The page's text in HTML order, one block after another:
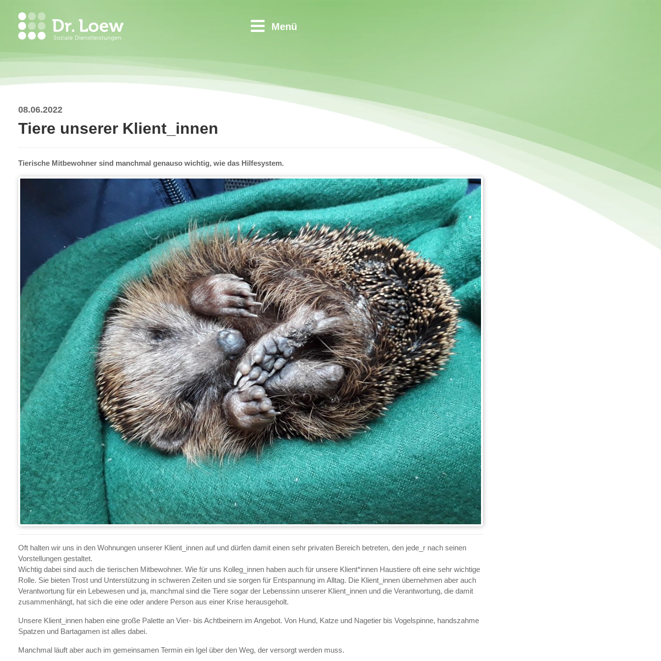
Menü
08.06.2022
Tiere unserer Klient_innen
Tierische Mitbewohner sind manchmal genauso wichtig, wie das Hilfesystem.
Oft halten wir uns in den Wohnungen unserer Klient_innen auf und dürfen damit einen sehr privaten Bereich betreten, den jede_r nach seinen
Vorstellungen gestaltet.
Wichtig dabei sind auch die tierischen Mitbewohner. Wie für uns Kolleg_innen haben auch für unsere Klient*innen Haustiere oft eine sehr wichtige
Rolle. Sie bieten Trost und Unterstützung in schweren Zeiten und sie sorgen für Entspannung im Alltag. Die Klient_innen übernehmen aber auch
Verantwortung für ein Lebewesen und ja, manchmal sind die Tiere sogar der Lebenssinn unserer Klient_innen und die Verantwortung, die damit
zusammenhängt, hat sich die eine oder andere Person aus einer Krise herausgeholt.
Unsere Klient_innen haben eine große Palette an Vier- bis Achtbeinern im Angebot. Von Hund, Katze und Nagetier bis Vogelspinne, handszahme
Spatzen und Bartagamen ist alles dabei.
Manchmal läuft aber auch im gemeinsamen Termin ein Igel über den Weg, der versorgt werden muss.